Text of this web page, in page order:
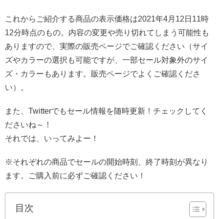
これからご紹介する商品の表示価格は2021年4月12日11時
12分時点のもの。内容の変更や売り切れてしまう可能性も
ありますので、実際の販売ページでご確認ください（サイ
ズやカラーの選択も可能ですが、一部セール対象外のサイ
ズ・カラーもあります。販売ページでよくご確認くださ
い）。
また、Twitterでもセール情報を随時更新！チェックしてく
ださいね～！
それでは、いってみよー！
※それぞれの商品でセールの開始時刻、終了時刻が異なり
ます。ご購入前に必ずご確認ください！
目次